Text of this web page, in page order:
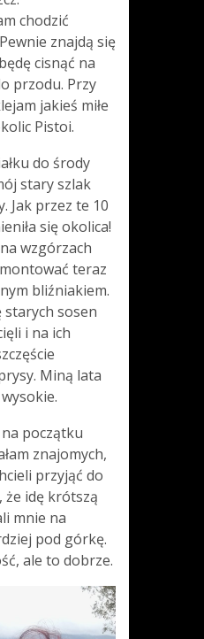
chodzić
znajdą się
cisnąć na
przodu. Przy
jakieś miłe
Pistoi.
do środy
stary szlak
Jak przez te 10
się okolica!
wzgórzach
teraz
bliźniakiem.
starych sosen
i na ich
Miną lata
początku
znajomych,
przyjąć do
że idę krótszą
mnie na
pod górkę.
ale to dobrze.